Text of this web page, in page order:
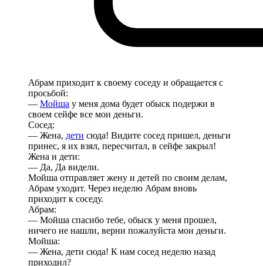
Абрам приходит к своему соседу и обращается с
просьбой:
— Мойша у меня дома будет обыск подержи в
своем сейфе все мои деньги.
Сосед:
— Жена, дети сюда! Видите сосед пришел, деньги
принес, я их взял, пересчитал, в сейфе закрыл!
Жена и дети:
— Да, Да видели.
Мойша отправляет жену и детей по своим делам,
Абрам уходит. Через неделю Абрам вновь
приходит к соседу.
Абрам:
— Мойша спасибо тебе, обыск у меня прошел,
ничего не нашли, верни пожалуйста мои деньги.
Мойша:
— Жена, дети сюда! К нам сосед неделю назад
приходил?